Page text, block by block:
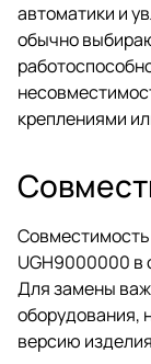
автоматики и
обычно
креплениями
Совместимость
UGH9000000 в
Для замены
оборудования,
версию